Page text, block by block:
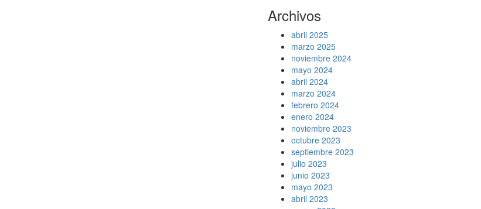
Archivos
abril 2025
marzo 2025
noviembre 2024
mayo 2024
abril 2024
marzo 2024
febrero 2024
enero 2024
noviembre 2023
octubre 2023
septiembre 2023
julio 2023
junio 2023
mayo 2023
abril 2023